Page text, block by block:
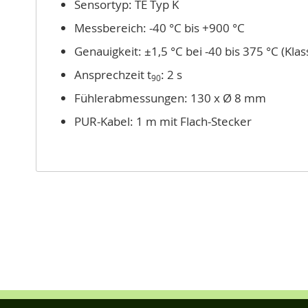
Sensortyp: TE Typ K
Messbereich: -40 °C bis +900 °C
Genauigkeit: ±1,5 °C bei -40 bis 375 °C
Ansprechzeit t90: 2 s
Fühlerabmessungen: 130 x Ø 8 mm
PUR-Kabel: 1 m mit Flach-Stecker